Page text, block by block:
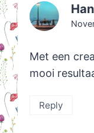
Met een
mooi
Reply